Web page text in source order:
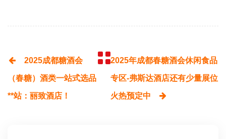
2025成都糖酒会
（春糖）酒类一站式选品
**站：丽致酒店！
2025年成都春糖酒会休闲食品
专区-弗斯达酒店还有少量展位
火热预定中